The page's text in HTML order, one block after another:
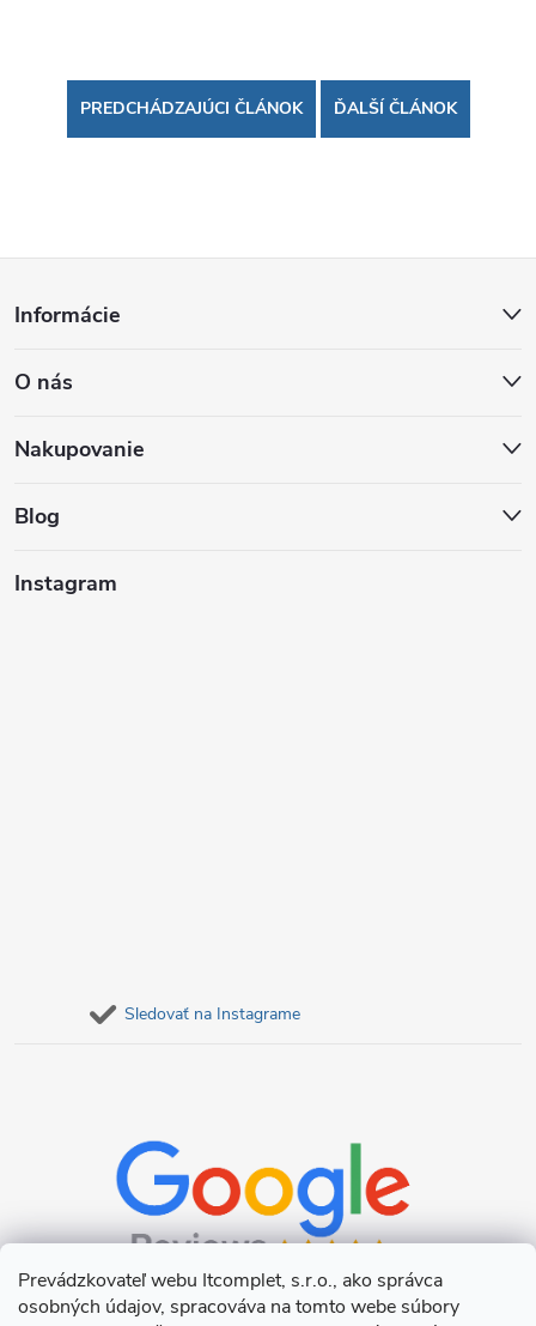
Prevádzkovateľ webu Itcomplet, s.r.o., ako správca
osobných údajov, spracováva na tomto webe súbory
PREDCHÁDZAJÚCI ČLÁNOK ĎALŠÍ ČLÁNOK
p
ä
Informácie
O nás
Nakupovanie
Blog
Instagram
Sledovať na Instagrame